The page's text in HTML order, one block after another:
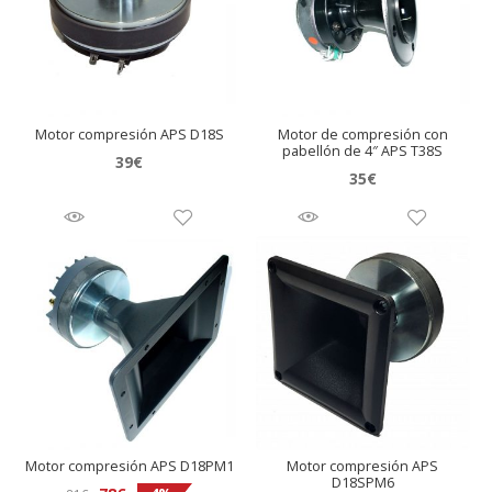
Motor compresión APS D18S
39€
Motor de compresión con
pabellón de 4″ APS T38S
35€
Motor compresión APS D18PM1
Motor compresión APS
D18SPM6